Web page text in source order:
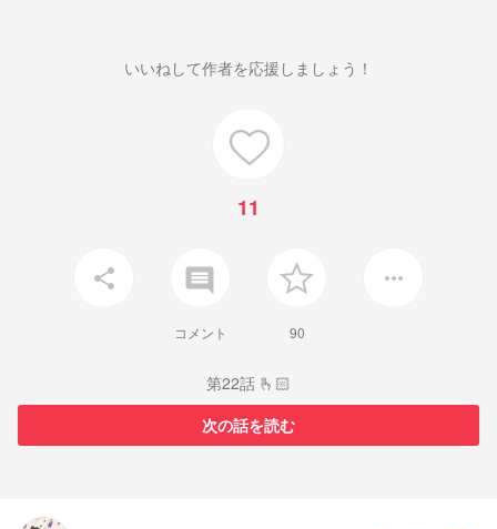
いいねして作者を応援しましょう！
11
share insert_comment
コメント 90
more_horiz
第22話 🫰🏻
次の話を読む